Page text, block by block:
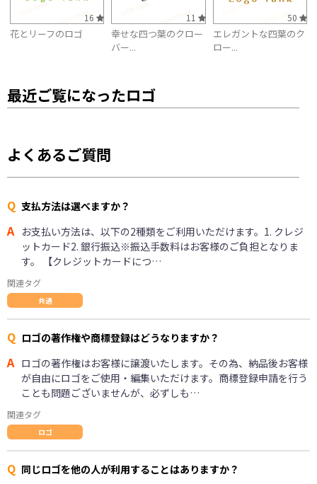
16
花とリーフのロゴ
11
幸せな四つ葉のクロー
バー...
50
エレガントな四葉のク
ロー...
最近ご覧になったロゴ
よくあるご質問
Q 支払方法は選べますか？
A お支払い方法は、以下の2種類をご利用いただけます。1. クレジ
ットカード2. 銀行振込※振込手数料はお客様のご負担となりま
す。 【クレジットカードにつ…
関連タグ
共通
Q ロゴの著作権や商標登録はどうなりますか？
A ロゴの著作権はお客様に譲渡いたします。その為、納品後お客様
が自由にロゴをご使用・編集いただけます。商標登録申請を行う
ことも問題ございませんが、必ずしも…
関連タグ
ロゴ
Q 同じロゴを他の人が利用することはありますか？